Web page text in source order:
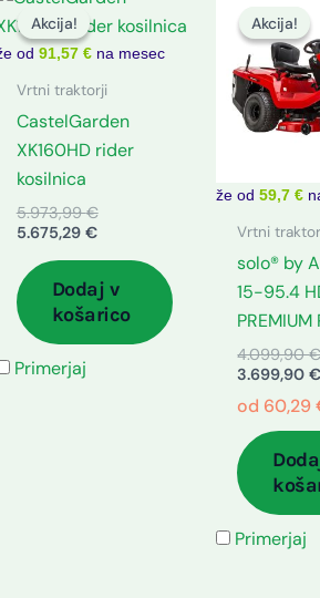
Akcija!
od 91,57 €na mesec
Akcija!
Vrtni traktorji
CastelGarden
XK160HD rider
kosilnica
5.973,99€
je
bila:
5.675,29 €
je:
5.675,29 €.
Dodaj v
košarico
Primerjaj
Akcija!
že od59,7 €
Akcija!
Vrtni
solo® by
15-95.4
PREMIUM
4.099,90
3.699,90€
od 60,29
Primerjaj